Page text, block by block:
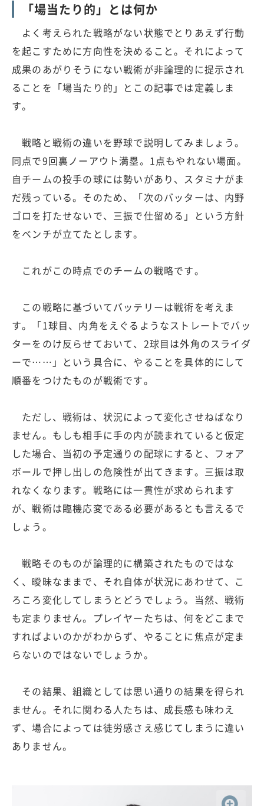
「場当たり的」とは何か
よく考えられた戦略がない状態でとりあえず行動
を起こすために方向性を決めること。それによって
成果のあがりそうにない戦術が非論理的に提示され
ることを「場当たり的」とこの記事では定義しま
す。
戦略と戦術の違いを野球で説明してみましょう。
同点で9回裏ノーアウト満塁。1点もやれない場面。
自チームの投手の球には勢いがあり、スタミナがま
だ残っている。そのため、「次のバッターは、内野
ゴロを打たせないで、三振で仕留める」という方針
をベンチが立てたとします。
これがこの時点でのチームの戦略です。
この戦略に基づいてバッテリーは戦術を考えま
す。「1球目、内角をえぐるようなストレートでバッ
ターをのけ反らせておいて、2球目は外角のスライダ
ーで……」という具合に、やることを具体的にして
順番をつけたものが戦術です。
ただし、戦術は、状況によって変化させねばなり
ません。もしも相手に手の内が読まれていると仮定
した場合、当初の予定通りの配球にすると、フォア
ボールで押し出しの危険性が出てきます。三振は取
れなくなります。戦略には一貫性が求められます
が、戦術は臨機応変である必要があるとも言えるで
しょう。
戦略そのものが論理的に構築されたものではな
く、曖昧なままで、それ自体が状況にあわせて、こ
ろころ変化してしまうとどうでしょう。当然、戦術
も定まりません。プレイヤーたちは、何をどこまで
すればよいのかがわからず、やることに焦点が定ま
らないのではないでしょうか。
その結果、組織としては思い通りの結果を得られ
ません。それに関わる人たちは、成長感も味わえ
ず、場合によっては徒労感さえ感じてしまうに違い
ありません。